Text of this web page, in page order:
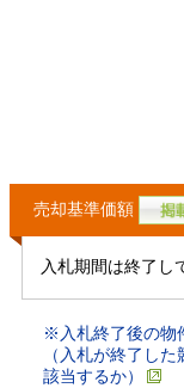
売却基準価額
入札期間は終了し
※入札終了後の物
（入札が終了し
該当するか）